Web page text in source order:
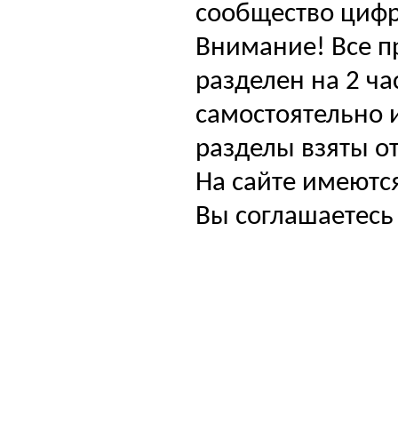
сообщество
Внимание! Все
разделен на 2
самостоятельно
разделы взяты
На сайте
Вы